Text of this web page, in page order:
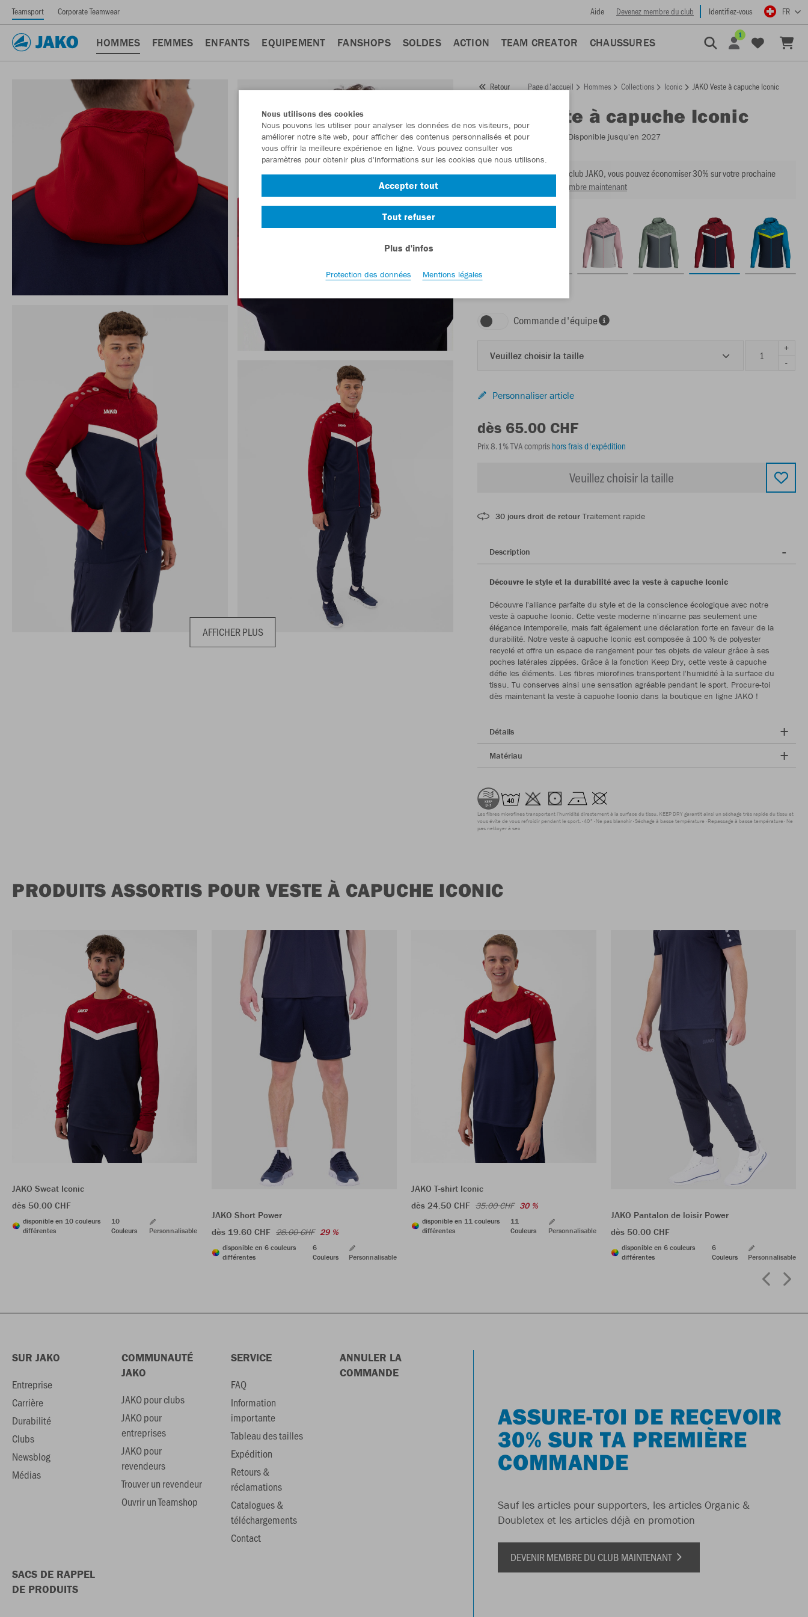
Teamsport Corporate Teamwear Aide Devenez membre du club Identifiez-vous FR
HOMMES FEMMES ENFANTS EQUIPEMENT FANSHOPS SOLDES ACTION TEAM CREATOR CHAUSSURES
1
AFFICHER PLUS
Retour Page d'accueil Hommes Collections Iconic JAKO Veste à capuche Iconic
Veste à capuche Iconic
Numéro d’article: - Disponible jusqu'en 2027
En tant que membre du club JAKO, vous pouvez économiser 30% sur votre prochaine
Devenir membre maintenant
Commande d'équipe
Veuillez choisir la taille
+
-
Personnaliser article
dès 65.00 CHF
Prix 8.1% TVA compris hors frais d'expédition
Veuillez choisir la taille
30 jours droit de retour Traitement rapide
Description
Découvre le style et la durabilité avec la veste à capuche Iconic
Découvre l'alliance parfaite du style et de la conscience écologique avec notre
veste à capuche Iconic. Cette veste moderne n'incarne pas seulement une
élégance intemporelle, mais fait également une déclaration forte en faveur de la
durabilité. Notre veste à capuche Iconic est composée à 100 % de polyester
recyclé et offre un espace de rangement pour tes objets de valeur grâce à ses
poches latérales zippées. Grâce à la fonction Keep Dry, cette veste à capuche
défie les éléments. Les fibres microfines transportent l'humidité à la surface du
tissu. Tu conserves ainsi une sensation agréable pendant le sport. Procure-toi
dès maintenant la veste à capuche Iconic dans la boutique en ligne JAKO !
Détails
Matériau
Les fibres microfines transportent l'humidité directement à la surface du tissu. KEEP DRY garantit ainsi un séchage très rapide du tissu et
vous évite de vous refroidir pendant le sport. 40° Ne pas blanchir Séchage à basse température Repassage à basse température Ne
pas nettoyer à sec
PRODUITS ASSORTIS POUR VESTE À CAPUCHE ICONIC
JAKO Sweat Iconic
dès 50.00 CHF
disponible en 10 couleurs
différentes
10
Couleurs
Personnalisable
JAKO Short Power
dès 19.60 CHF 28.00 CHF 29 %
disponible en 6 couleurs
différentes
6
Couleurs
Personnalisable
JAKO T-shirt Iconic
dès 24.50 CHF 35.00 CHF 30 %
disponible en 11 couleurs
différentes
11
Couleurs
Personnalisable
JAKO Pantalon de loisir Power
dès 50.00 CHF
disponible en 6 couleurs
différentes
6
Couleurs
Personnalisable
SUR JAKO
Entreprise
Carrière
Durabilité
Clubs
Newsblog
Médias
COMMUNAUTÉ
JAKO
JAKO pour clubs
JAKO pour
entreprises
JAKO pour
revendeurs
Trouver un revendeur
Ouvrir un Teamshop
SERVICE
FAQ
Information
importante
Tableau des tailles
Expédition
Retours &
réclamations
Catalogues &
téléchargements
Contact
ANNULER LA
COMMANDE
SACS DE RAPPEL
DE PRODUITS
ASSURE-TOI DE RECEVOIR
30% SUR TA PREMIÈRE
COMMANDE
Sauf les articles pour supporters, les articles Organic &
Doubletex et les articles déjà en promotion
DEVENIR MEMBRE DU CLUB MAINTENANT
Nous utilisons des cookies
Nous pouvons les utiliser pour analyser les données de nos visiteurs, pour
améliorer notre site web, pour afficher des contenus personnalisés et pour
vous offrir la meilleure expérience en ligne. Vous pouvez consulter vos
paramètres pour obtenir plus d'informations sur les cookies que nous utilisons.
Accepter tout
Tout refuser
Plus d'infos
Protection des données Mentions légales